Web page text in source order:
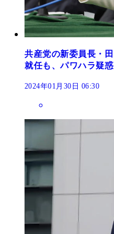
共産党の新委員長・
就任も、パワハラ疑
2024年01月30日 06:30